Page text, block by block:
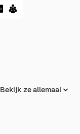
Bekijk ze allemaal